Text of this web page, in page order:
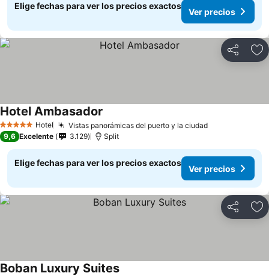
Elige fechas para ver los precios exactos
Ver precios
Compartir
5 Estrellas Hotel Vistas panorámicas del puerto y la ciudad
Hotel Ambasador
9,6 Excelente 3.129 Split
Elige fechas para ver los precios exactos
Ver precios
Compartir
Boban Luxury Suites